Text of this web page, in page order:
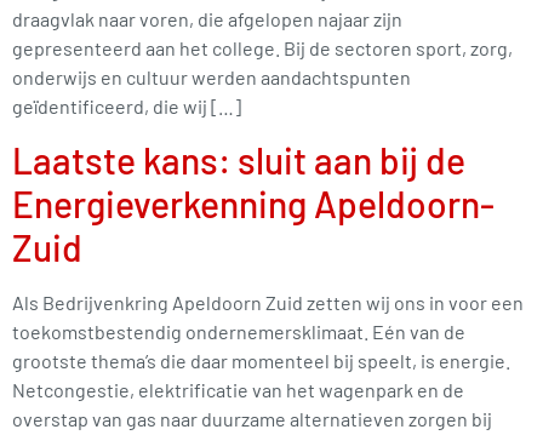
draagvlak naar voren, die afgelopen najaar zijn
gepresenteerd aan het college. Bij de sectoren sport, zorg,
onderwijs en cultuur werden aandachtspunten
geïdentificeerd, die wij […]
Laatste kans: sluit aan bij de
Energieverkenning Apeldoorn-
Zuid
Als Bedrijvenkring Apeldoorn Zuid zetten wij ons in voor een
toekomstbestendig ondernemersklimaat. Eén van de
grootste thema’s die daar momenteel bij speelt, is energie.
Netcongestie, elektrificatie van het wagenpark en de
overstap van gas naar duurzame alternatieven zorgen bij